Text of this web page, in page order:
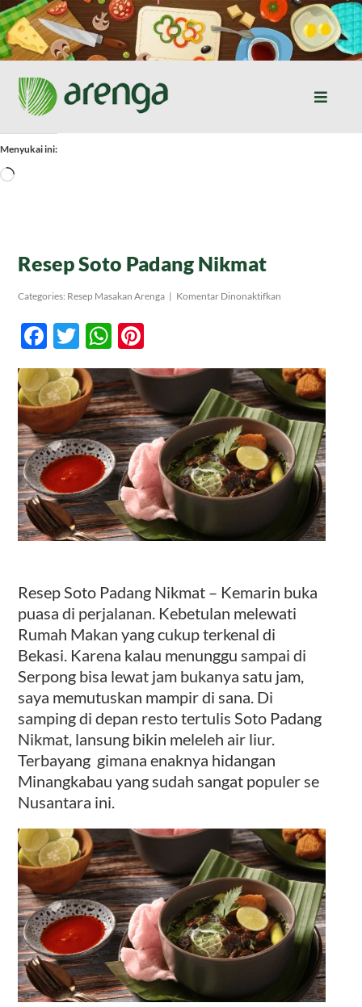
Skip
to
content
Toggle
Home
Tentang Kami
Produk
Kontak
Menyukai ini:
Memuat...
Resep Soto Padang Nikmat
Categories: Resep Masakan Arenga | Komentar Dinonaktifkan
Facebook
TwitterWhatsApp
Resep Soto Padang Nikmat – Kemarin buka
puasa di perjalanan. Kebetulan melewati
Rumah Makan yang cukup terkenal di
Bekasi. Karena kalau menunggu sampai di
Serpong bisa lewat jam bukanya satu jam,
saya memutuskan mampir di sana. Di
samping di depan resto tertulis Soto Padang
Nikmat, lansung bikin meleleh air liur.
Terbayang gimana enaknya hidangan
Minangkabau yang sudah sangat populer se
Nusantara ini.